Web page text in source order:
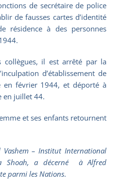
de secrétaire de police
de fausses cartes d’identité
résidence à des personnes
collègues, il est arrêté par la
d’établissement de
en février 1944, et déporté à
en juillet 44.
et ses enfants retournent
– Institut International
Shoah, a décerné àAlfred
parmi les Nations.